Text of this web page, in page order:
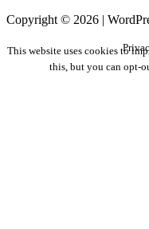
Copyright © 2026 |
This website uses cookies to
this, but you can opt-